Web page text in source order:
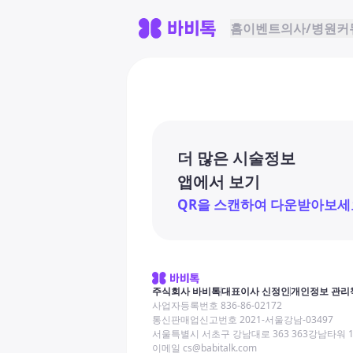
홈이벤트의사/병원커
더 많은 시술정보
앱에서 보기
QR을 스캔하여 다운받아보
주식회사 바비톡대표이사 신정인개인정보 관
사업자등록번호 836-86-02172
통신판매업신고번호 2021-서울강남-03497
서울특별시 서초구 강남대로 363 363강남타워
이메일 cs@babitalk.com